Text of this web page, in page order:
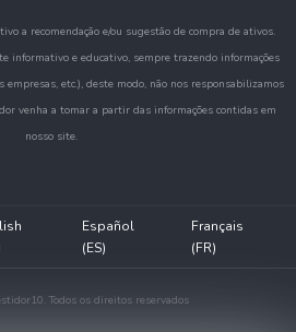
a recomendação e/ou sugestão de compra de ativos.
informativo e educativo, sempre trazendo informações
etc.), deste modo, não nos responsabilizamos
venha a tomar a partir das informações contidas em
nosso site.
Español
(ES)
Français
(FR)
Todos os direitos reservados